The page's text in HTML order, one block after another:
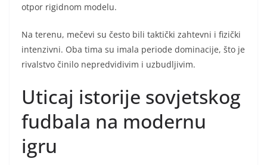
otpor rigidnom modelu.
Na terenu, mečevi su često bili taktički zahtevni i fizički
intenzivni. Oba tima su imala periode dominacije, što je
rivalstvo činilo nepredvidivim i uzbudljivim.
Uticaj istorije sovjetskog
fudbala na modernu
igru